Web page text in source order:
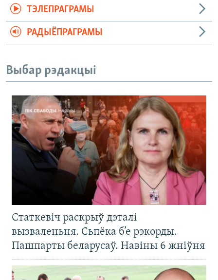
ТЭЛЕПРАГРАМЫ
РАДЫЁПРАГРАМЫ
Выбар рэдакцыі
Статкевіч раскрыў дэталі
вызваленьня. Сьпёка б’е рэкорды.
Пашпарты беларусаў. Навіны 6 жніўня